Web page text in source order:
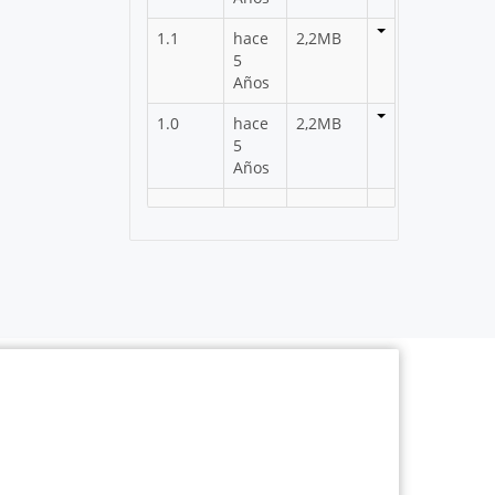
1.1
hace
5
Años
2,2MB
1.0
hace
5
Años
2,2MB